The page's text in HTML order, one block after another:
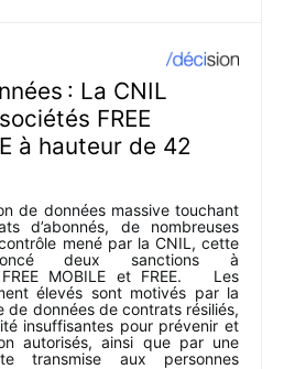
: La CNIL
FREE
à hauteur de 42
de données massive touchant
d’abonnés, de nombreuses
mené par la CNIL, cette
deux sanctions à
MOBILE et FREE. Les
élevés sont motivés par la
de données de contrats résiliés,
insuffisantes pour prévenir et
autorisés, ainsi que par une
transmise aux personnes